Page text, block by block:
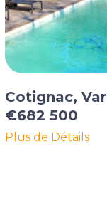
Cotignac, Var
€682 500
Plus de Détails